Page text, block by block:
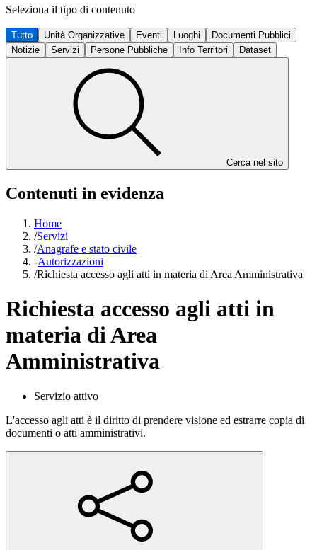
Seleziona il tipo di contenuto
Tutto Unità Organizzative Eventi Luoghi
Documenti Pubblici
Notizie
Servizi Persone Pubbliche Info Territori Dataset
Cerca nel sito
Contenuti in evidenza
Home
/Servizi
/Anagrafe e stato civile
-Autorizzazioni
/Richiesta accesso agli atti in materia di Area Amministrativa
Richiesta accesso agli atti in
materia di Area
Amministrativa
Servizio attivo
L'accesso agli atti è il diritto di prendere visione ed estrarre copia di
documenti o atti amministrativi.